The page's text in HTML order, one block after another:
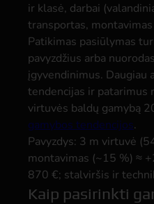
ir klasė, darbai
transportas,
Patikimas pasiūlymas
pavyzdžius arba
įgyvendinimus. Daugiau
tendencijas ir patarimus
virtuvės baldų gamybą
gamybos tendencijos.
Pavyzdys: 3 m virtuvė
montavimas (~15 %) ≈
870 €; stalviršis ir
Kaip pasirinkti